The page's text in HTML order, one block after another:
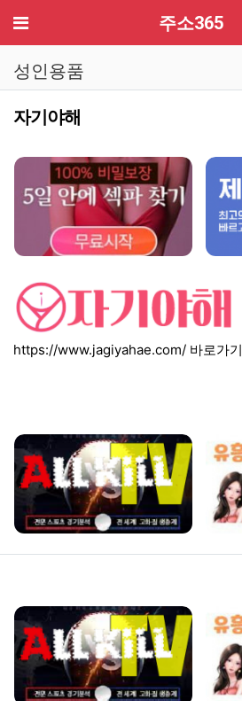
메뉴 주소365
성인용품
자기야해
컨텐츠 정보
본문
https://www.jagiyahae.com/ 바로가기
관련자료